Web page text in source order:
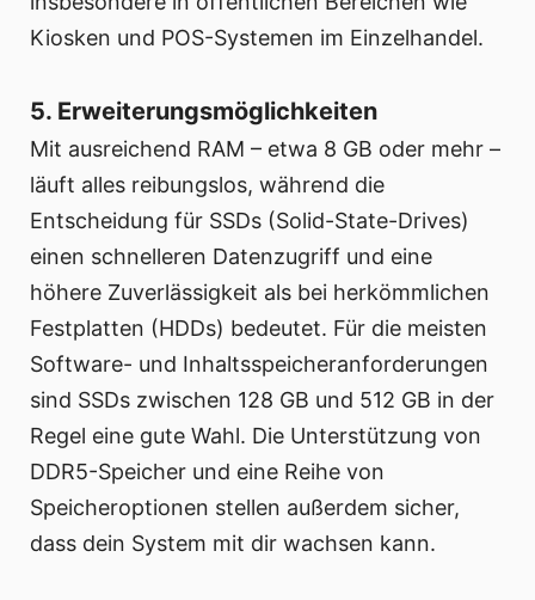
Kiosken und POS-Systemen im Einzelhandel.
5. Erweiterungsmöglichkeiten
Mit ausreichend RAM – etwa 8 GB oder mehr –
läuft alles reibungslos, während die
Entscheidung für SSDs (Solid-State-Drives)
einen schnelleren Datenzugriff und eine
höhere Zuverlässigkeit als bei herkömmlichen
Festplatten (HDDs) bedeutet. Für die meisten
Software- und Inhaltsspeicheranforderungen
sind SSDs zwischen 128 GB und 512 GB in der
Regel eine gute Wahl. Die Unterstützung von
DDR5-Speicher und eine Reihe von
Speicheroptionen stellen außerdem sicher,
dass dein System mit dir wachsen kann.